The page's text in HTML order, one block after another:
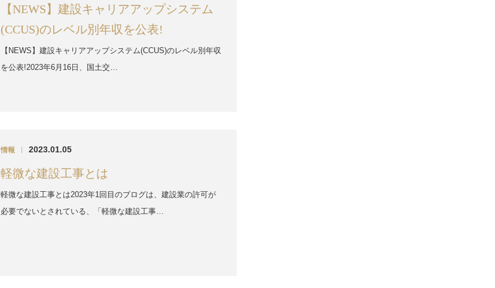
【NEWS】建設キャリアアップシステム
(CCUS)のレベル別年収を公表!
【NEWS】建設キャリアアップシステム(CCUS)のレベル別年収
を公表!2023年6月16日、国土交…
情報 | 2023.01.05
軽微な建設工事とは
軽微な建設工事とは2023年1回目のブログは、建設業の許可が
必要でないとされている、「軽微な建設工事…